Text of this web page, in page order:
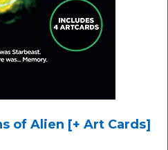
of Alien [+ Art Cards]